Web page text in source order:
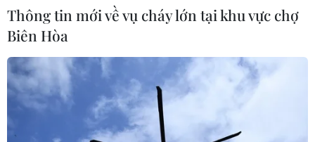
Thông tin mới về vụ cháy lớn tại khu vực chợ
Biên Hòa